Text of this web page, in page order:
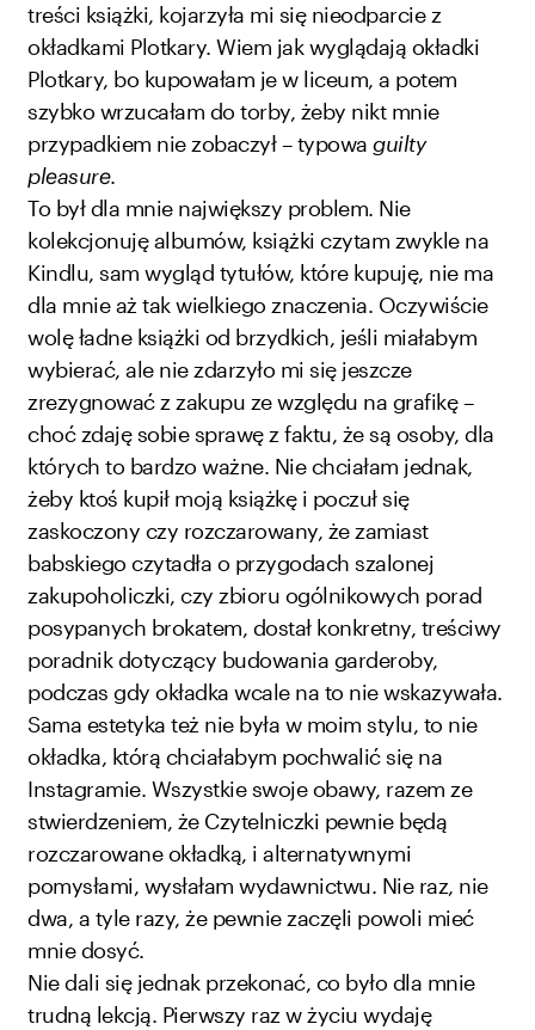
treści książki, kojarzyła mi się nieodparcie z
okładkami Plotkary. Wiem jak wyglądają okładki
Plotkary, bo kupowałam je w liceum, a potem
szybko wrzucałam do torby, żeby nikt mnie
przypadkiem nie zobaczył – typowa guilty
pleasure.
To był dla mnie największy problem. Nie
kolekcjonuję albumów, książki czytam zwykle na
Kindlu, sam wygląd tytułów, które kupuję, nie ma
dla mnie aż tak wielkiego znaczenia. Oczywiście
wolę ładne książki od brzydkich, jeśli miałabym
wybierać, ale nie zdarzyło mi się jeszcze
zrezygnować z zakupu ze względu na grafikę –
choć zdaję sobie sprawę z faktu, że są osoby, dla
których to bardzo ważne. Nie chciałam jednak,
żeby ktoś kupił moją książkę i poczuł się
zaskoczony czy rozczarowany, że zamiast
babskiego czytadła o przygodach szalonej
zakupoholiczki, czy zbioru ogólnikowych porad
posypanych brokatem, dostał konkretny, treściwy
poradnik dotyczący budowania garderoby,
podczas gdy okładka wcale na to nie wskazywała.
Sama estetyka też nie była w moim stylu, to nie
okładka, którą chciałabym pochwalić się na
Instagramie. Wszystkie swoje obawy, razem ze
stwierdzeniem, że Czytelniczki pewnie będą
rozczarowane okładką, i alternatywnymi
pomysłami, wysłałam wydawnictwu. Nie raz, nie
dwa, a tyle razy, że pewnie zaczęli powoli mieć
mnie dosyć.
Nie dali się jednak przekonać, co było dla mnie
trudną lekcją. Pierwszy raz w życiu wydaję